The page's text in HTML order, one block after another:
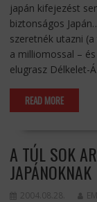
japán kifejezést
biztonságos
szeretnék utazni
a milliomossal –
elugrasz Délkelet-
READ MORE
A TÚL SOK
JAPÁNOKNAK
2004.08.28.